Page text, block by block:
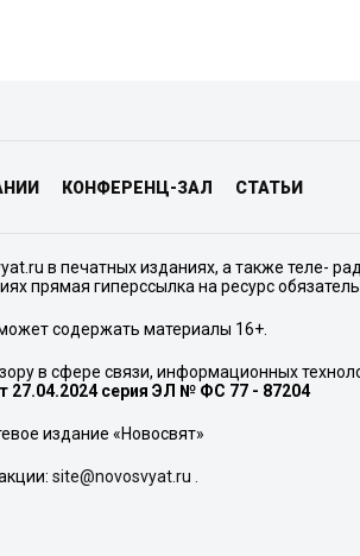
КОНФЕРЕНЦ-ЗАЛ СТАТЬИ
в печатных изданиях, а также теле-
прямая гиперссылка на ресурс
содержать материалы 16+.
в сфере связи, информационных
27.04.2024 серия ЭЛ № ФС 77 - 87204
издание «Новосвят»
site@novosvyat.ru